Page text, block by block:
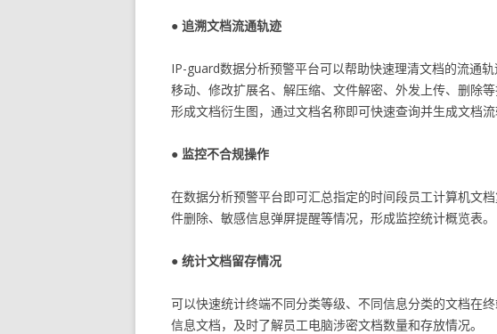
● 追溯文档流通轨迹
IP-guard数据分析预警平台可以帮助快速理清文档的流通
移动、修改扩展名、解压缩、文件解密、外发上传、删除
形成文档衍生图，通过文档名称即可快速查询并生成文档流
● 监控不合规操作
在数据分析预警平台即可汇总指定的时间段员工计算机文
件删除、敏感信息弹屏提醒等情况，形成监控统计概览表。
● 统计文档留存情况
可以快速统计终端不同分类等级、不同信息分类的文档在
信息文档，及时了解员工电脑涉密文档数量和存放情况。